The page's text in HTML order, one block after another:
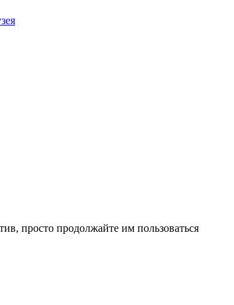
просто продолжайте им пользоваться